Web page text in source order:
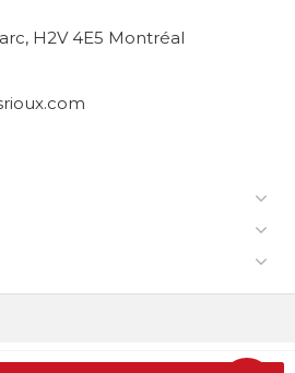
H2V 4E5 Montréal